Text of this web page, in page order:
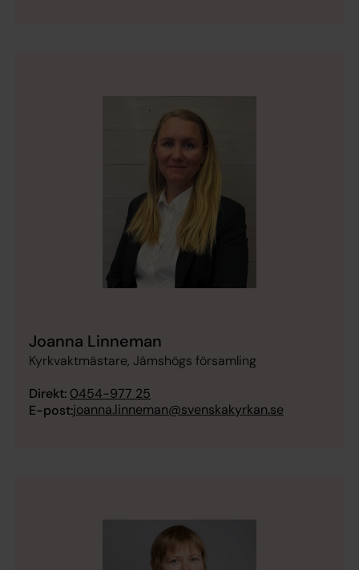
Joanna Linneman
Kyrkvaktmästare, Jämshögs församling
Direkt: 0454-977 25
E-post:joanna.linneman@svenskakyrkan.se